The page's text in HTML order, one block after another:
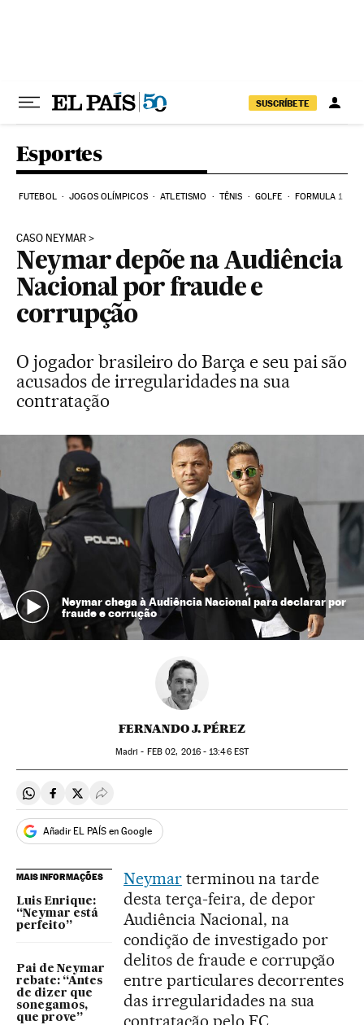
SUSCRÍBETE
Esportes
FUTEBOL JOGOS OLÍMPICOS ATLETISMO TÊNIS GOLFE FORMULA 1
CASO NEYMAR
Neymar depõe na Audiência
Nacional por fraude e
corrupção
O jogador brasileiro do Barça e seu pai são
acusados de irregularidades na sua
contratação
Neymar chega à Audiência Nacional para declarar por
fraude e corrução
FERNANDO J. PÉREZ
Madri - FEB 02, 2016 - 13:46EST
Compartir en Whatsapp
Compartir en Facebook
Compartir en Twitter
Desplegar Redes Sociales
Añadir EL PAÍS en Google
MAIS INFORMAÇÕES
Luis Enrique:
“Neymar está
perfeito”
Pai de Neymar
rebate: “Antes
de dizer que
sonegamos,
que prove”
Neymarterminou na tarde
desta terça-feira, de depor
Audiência Nacional, na
condição de investigado por
delitos de fraude e corrupção
entre particulares decorrentes
das irregularidades na sua
contratação pelo FC